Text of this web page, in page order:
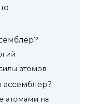
атомов
ассемблер?
атомами на